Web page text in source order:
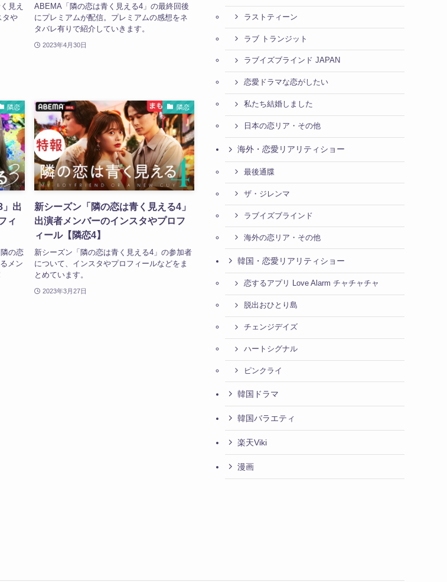
見え
タや
ABEMA「隣の恋は青く見える4」の最終回後
にプレミアムが配信。プレミアムの感想をネ
タバレ有りで紹介していきます。
2023年4月30日
隣恋
」出
ィ
の恋
メン
隣恋
新シーズン「隣の恋は青く見える4」
出演者メンバーのインスタやプロフ
ィール【隣恋4】
新シーズン「隣の恋は青く見える4」の参加者
について、インスタやプロフィールなどをま
とめています。
2023年3月27日
ラストティーン
ラブ トランジット
ラブイズブラインド JAPAN
恋愛ドラマな恋がしたい
私たち結婚しました
日本の恋リア・その他
海外・恋愛リアリティショー
最後通牒
ザ・ジレンマ
ラブイズブラインド
海外の恋リア・その他
韓国・恋愛リアリティショー
恋するアプリ Love Alarm チャチャチャ
脱出おひとり島
チェンジデイズ
ハートシグナル
ピンクライ
韓国ドラマ
韓国バラエティ
楽天Viki
漫画